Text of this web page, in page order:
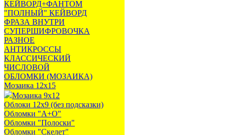
КЕЙВОРД+ФАНТОМ
"ПОЛНЫЙ" КЕЙВОРД
ФРАЗА ВНУТРИ
СУПЕРШИФРОВОЧКА
РАЗНОЕ
АНТИКРОССЫ
КЛАССИЧЕСКИЙ
ЧИСЛОВОЙ
ОБЛОМКИ (МОЗАИКА)
Мозаика 12х15
Мозаика 9х12
Облоки 12х9 (без подсказки)
Обломки "А+О"
Обломки "Полоски"
Обломки "Скелет"